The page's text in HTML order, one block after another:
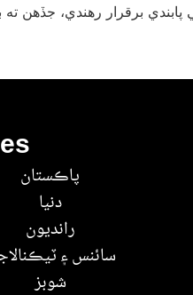
پاڪستان
دنيا
رانديون
سائنس ۽
شوبز